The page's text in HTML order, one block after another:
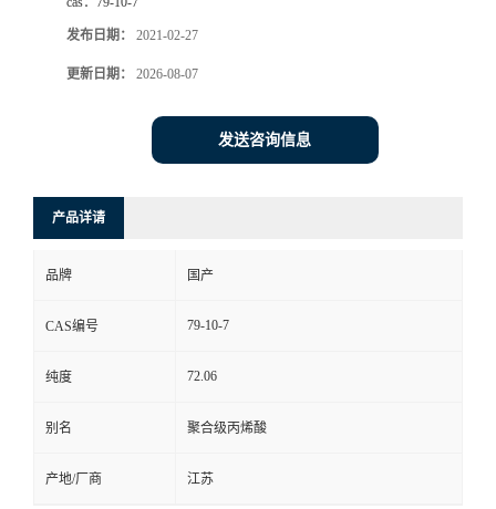
发布日期： 2021-02-27
更新日期： 2026-08-07
发送咨询信息
产品详请
品牌 国产
CAS编号 79-10-7
纯度 72.06
别名 聚合级丙烯酸
产地/厂商 江苏